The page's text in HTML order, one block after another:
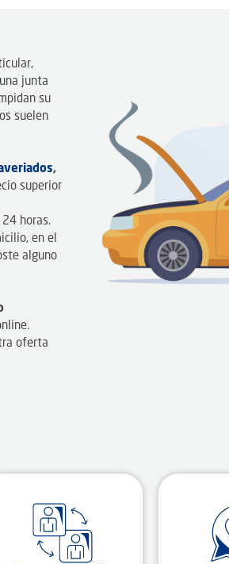
junta
su
suelen
,
superior
horas.
en el
alguno
oferta